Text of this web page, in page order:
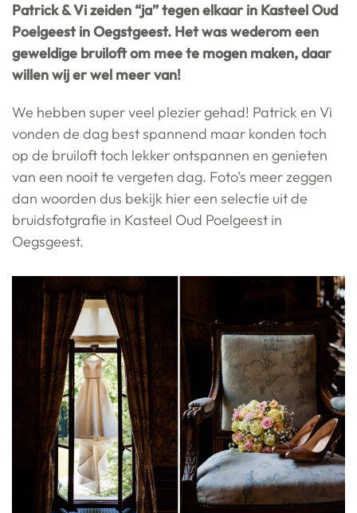
Patrick & Vi zeiden “ja” tegen elkaar in Kasteel Oud
Poelgeest in Oegstgeest. Het was wederom een
geweldige bruiloft om mee te mogen maken, daar
willen wij er wel meer van!
We hebben super veel plezier gehad! Patrick en Vi
vonden de dag best spannend maar konden toch
op de bruiloft toch lekker ontspannen en genieten
van een nooit te vergeten dag. Foto’s meer zeggen
dan woorden dus bekijk hier een selectie uit de
bruidsfotgrafie in Kasteel Oud Poelgeest in
Oegsgeest.